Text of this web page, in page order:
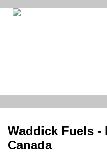
Waddick Fuels -
Canada